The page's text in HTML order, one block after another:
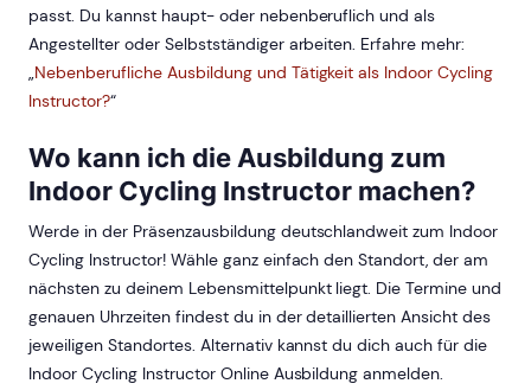
passt. Du kannst haupt- oder nebenberuflich und als
Angestellter oder Selbstständiger arbeiten. Erfahre mehr:
„Nebenberufliche Ausbildung und Tätigkeit als Indoor Cycling
Instructor?“
Wo kann ich die Ausbildung zum
Indoor Cycling Instructor machen?
Werde in der Präsenzausbildung deutschlandweit zum Indoor
Cycling Instructor! Wähle ganz einfach den Standort, der am
nächsten zu deinem Lebensmittelpunkt liegt. Die Termine und
genauen Uhrzeiten findest du in der detaillierten Ansicht des
jeweiligen Standortes. Alternativ kannst du dich auch für die
Indoor Cycling Instructor Online Ausbildung anmelden.